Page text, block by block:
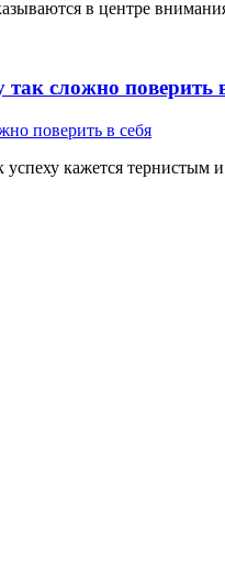
в центре
сложно поверить
кажется тернистым